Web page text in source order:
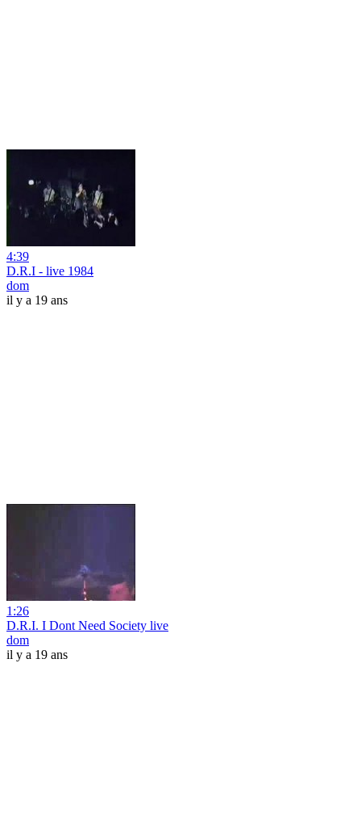
4:39
D.R.I - live 1984
dom
il y a 19 ans
1:26
D.R.I. I Dont Need Society live
dom
il y a 19 ans